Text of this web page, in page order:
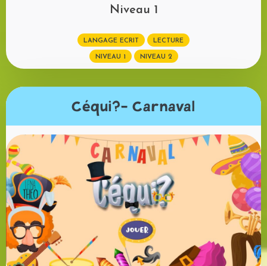
Niveau 1
LANGAGE ECRIT LECTURE
NIVEAU 1 NIVEAU 2
Céqui?- Carnaval